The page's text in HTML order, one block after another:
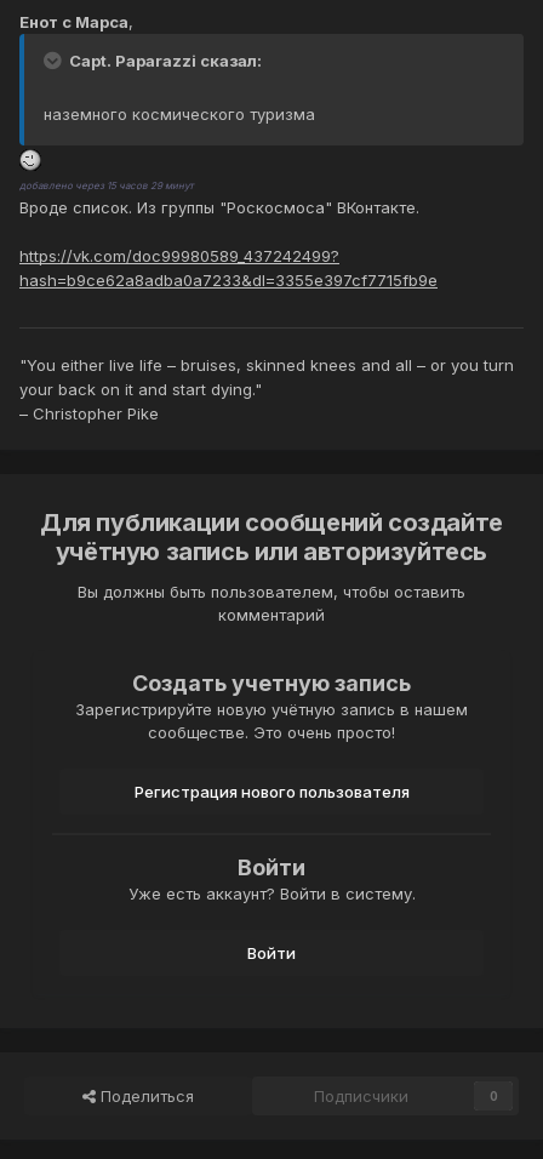
Енот с Марса,
Capt. Paparazzi сказал:
наземного космического туризма
добавлено через 15 часов 29 минут
Вроде список. Из группы "Роскосмоса" ВКонтакте.
https://vk.com/doc99980589_437242499?
hash=b9ce62a8adba0a7233&dl=3355e397cf7715fb9e
"You either live life – bruises, skinned knees and all – or you turn
your back on it and start dying."
– Christopher Pike
Для публикации сообщений создайте
учётную запись или авторизуйтесь
Вы должны быть пользователем, чтобы оставить
комментарий
Создать учетную запись
Зарегистрируйте новую учётную запись в нашем
сообществе. Это очень просто!
Регистрация нового пользователя
Войти
Уже есть аккаунт? Войти в систему.
Войти
Поделиться Подписчики 0